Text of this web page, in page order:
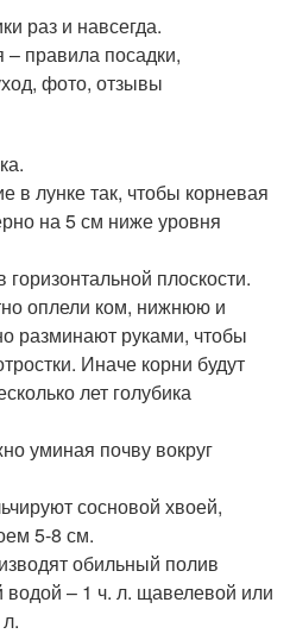
в лунке так, чтобы корневая
на 5 см ниже уровня
плоскости.
оплели ком, нижнюю и
разминают руками, чтобы
Иначе корни будут
лет голубика
уминая почву вокруг
сосновой хвоей,
5-8 см.
обильный полив
водой – 1 ч. л. щавелевой или